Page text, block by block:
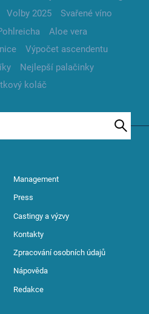
Volby 2025
Svařené víno
Aloe vera
Výpočet ascendentu
Nejlepší palačinky
koláč
Management
Press
Castingy a výzvy
Kontakty
Zpracování osobních údajů
Nápověda
Redakce